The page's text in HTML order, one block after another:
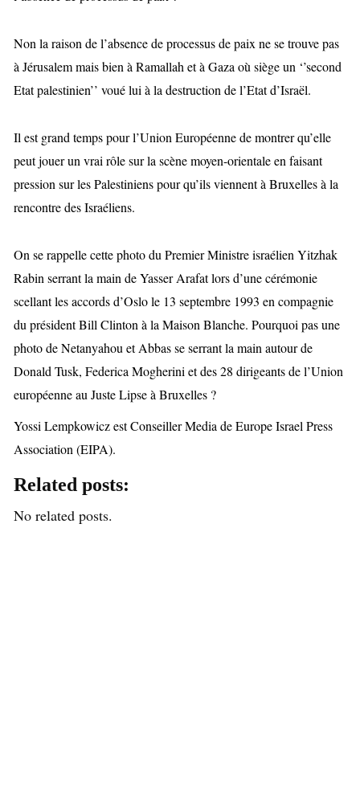
Non la raison de l’absence de processus de paix ne se trouve pas
à Jérusalem mais bien à Ramallah et à Gaza où siège un ‘’second
Etat palestinien’’ voué lui à la destruction de l’Etat d’Israël.
Il est grand temps pour l’Union Européenne de montrer qu’elle
peut jouer un vrai rôle sur la scène moyen-orientale en faisant
pression sur les Palestiniens pour qu’ils viennent à Bruxelles à la
rencontre des Israéliens.
On se rappelle cette photo du Premier Ministre israélien Yitzhak
Rabin serrant la main de Yasser Arafat lors d’une cérémonie
scellant les accords d’Oslo le 13 septembre 1993 en compagnie
du président Bill Clinton à la Maison Blanche. Pourquoi pas une
photo de Netanyahou et Abbas se serrant la main autour de
Donald Tusk, Federica Mogherini et des 28 dirigeants de l’Union
européenne au Juste Lipse à Bruxelles ?
Yossi Lempkowicz est Conseiller Media de Europe Israel Press
Association (EIPA).
Related posts:
No related posts.